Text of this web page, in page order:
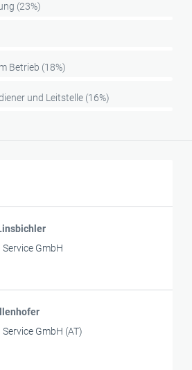
(23%)
Betrieb (18%)
und Leitstelle (16%)
Service GmbH
Service GmbH (AT)